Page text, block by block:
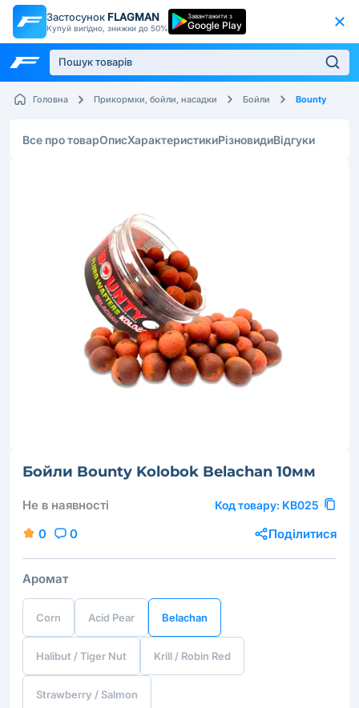
Застосунок FLAGMAN
Купуй вигідно, знижки до 50%
Завантажити з
Google Play
Головна Прикормки, бойли, насадки Бойли Bounty
Все про товарОписХарактеристикиРізновидиВідгуки
Бойли Bounty Kolobok Belachan 10мм
Не в наявності Код товару: KB025
0 0 Поділитися
Аромат
Corn Acid Pear Belachan
Halibut / Tiger Nut Krill / Robin Red
Strawberry / Salmon